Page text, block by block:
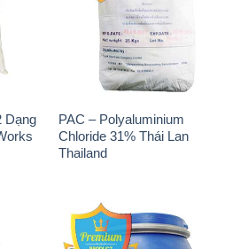
Dạng
PAC – Polyaluminium
Chloride 31% Thái Lan
Thailand